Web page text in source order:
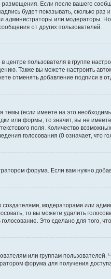
Если после вашего
будет показывать, сколько
администраторы или модераторы.
от других пользователей.
пользователя в группе
Также вы можете настроить
отменять добавление подписи в
темы (если имеете на это
или формы, то значит, вы не
поля. Количество
голосования (0 означает,
форума. Если вам нужно
создателями, модераторами или
то вы можете удалить
Это сделано для того,
или группам
форума для получения